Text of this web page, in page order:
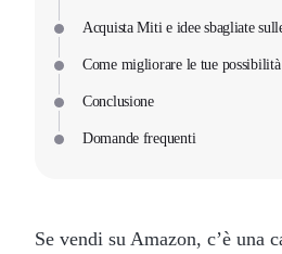
Acquista Miti e idee sbagliate
Come migliorare le tue
Conclusione
Domande frequenti
Se vendi su Amazon, c’è una